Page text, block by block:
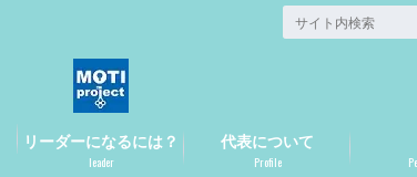
リーダーになるには？
leader
代表について
Profile